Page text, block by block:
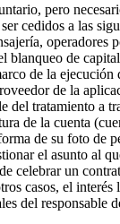
pero
cedidos a las
blanqueo de
de la
de la
del tratamiento a
de la cuenta
de su foto de
el asunto al
celebrar un
casos, el
del